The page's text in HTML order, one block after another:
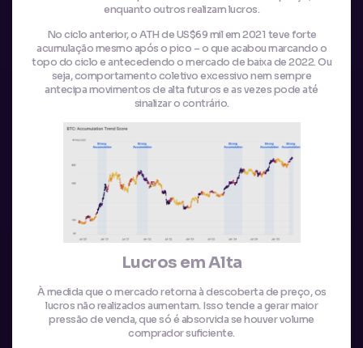
enquanto outros realizam lucros.
No ciclo anterior, o ATH de US$69 mil em 2021 teve forte
acumulação mesmo após o pico – o que acabou marcando o
topo do ciclo e antecedendo o mercado de baixa de 2022. Ou
seja, comportamento coletivo excessivo nem sempre
antecipa movimentos de alta futuros e as vezes pode até
sinalizar o contrário.
Lucros em Alta
À medida que o mercado retorna à descoberta de preço, os
lucros não realizados aumentam. Isso tende a gerar maior
pressão de venda, que só é absorvida se houver volume
comprador suficiente.